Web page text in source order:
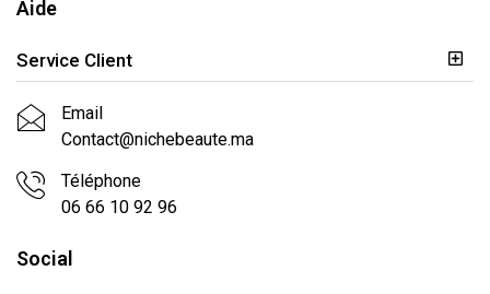
Aide
Service Client
Email
Contact@nichebeaute.ma
Téléphone
06 66 10 92 96
Social